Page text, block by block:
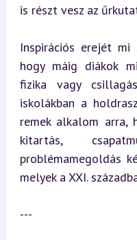
is részt vesz az
Inspirációs erejét
hogy máig diákok
fizika vagy
iskolákban a
remek alkalom arra,
kitartás,
problémamegoldás
melyek a XXI.
---